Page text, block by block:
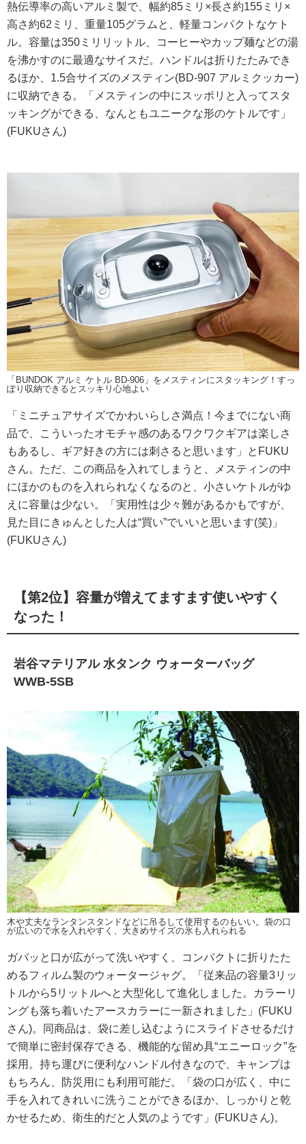
熱伝導率の高いアルミ製で、幅約85ミリ×長さ約155ミリ×
高さ約62ミリ、重量105グラムと、軽量コンパクトなケト
ル。容量は350ミリリットル、コーヒーやカップ麺などの湯
を沸かすのに最適なサイスだ。ハンドルは折りたたみでき
るほか、1.5合サイズのメスティン(BD-907 アルミクッカー)
に収納できる。「メスティンの中にスッポリと入ってスタ
ッキングができる、なんともユニークな形のケトルです」
(FUKUさん)
「BUNDOK アルミ ケトル BD-906」をメスティンにスタッキング！すっ
ぽり収納できるとスッキリ心地よい
「ミニチュアサイズでかわいらしさ満点！今までにない商
品で、こういったオモチャ感のあるワクワクギアは楽しさ
もあるし、ギア好きの方には刺さると思います」とFUKU
さん。ただ、この商品を入れてしまうと、メスティンの中
にほかのものを入れられなくなるのと、小さいケトルがゆ
えに容量は少ない。「実用性は少々難があるかもですが、
見た目にきゅんとした人は“買い”でいいと思います(笑)」
(FUKUさん)
【第2位】容量が増えてますます使いやすく
なった！
岩谷マテリアル 水タンク ウォーターバッグ
WWB-5SB
木や丈夫なランタンスタンドなどに吊るして使用するのもいい。袋の口
が広いので水を入れやすく、大きめサイズの氷も入れられる
ガバッと口が広がって洗いやすく、コンパクトに折りたた
めるフィルム製のウォータージャグ。「従来品の容量3リッ
トルから5リットルへと大型化して進化しました。カラーリ
ングも落ち着いたアースカラーに一新されました」(FUKU
さん)。同商品は、袋に差し込むようにスライドさせるだけ
で簡単に密封保存できる、機能的な留め具“エニーロック”を
採用。持ち運びに便利なハンドル付きなので、キャンプは
もちろん、防災用にも利用可能だ。「袋の口が広く、中に
手を入れてきれいに洗うことができるほか、しっかりと乾
かせるため、衛生的だと人気のようです」(FUKUさん)。